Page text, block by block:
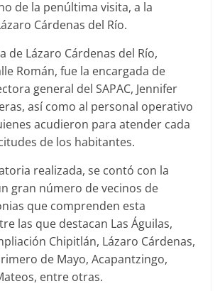
de la penúltima visita, a la
Cárdenas del Río.
de Lázaro Cárdenas del Río,
Román, fue la encargada de
general del SAPAC, Jennifer
así como al personal operativo
acudieron para atender cada
de los habitantes.
realizada, se contó con la
gran número de vecinos de
que comprenden esta
las que destacan Las Águilas,
Chipitlán, Lázaro Cárdenas,
de Mayo, Acapantzingo,
entre otras.